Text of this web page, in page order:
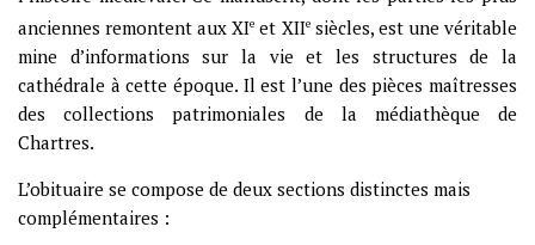
anciennes remontent aux XIe et XIIesiècles, est une véritable
mine d’informations sur la vie et les structures de la
cathédrale à cette époque. Il est l’une des pièces maîtresses
des collections patrimoniales de la médiathèque de
Chartres.
L’obituaire se compose de deux sections distinctes mais
complémentaires :